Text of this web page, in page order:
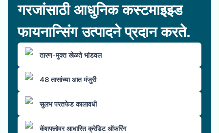
गरजांसाठी आधुनिक कस्टमाइझ्ड
फायनान्सिंग उत्पादने प्रदान करते.
तारण-मुक्त खेळते भांडवल
48 तासांच्या आत मंजुरी
सुलभ परतफेड कालावधी
कॅशफ्लोवर आधारित क्रेडिट ऑफरिंग